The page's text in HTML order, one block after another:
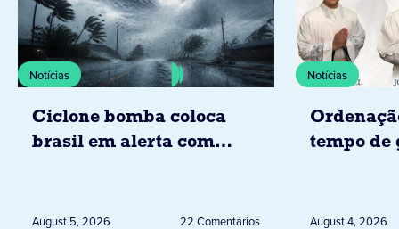
Notícias
Ciclone bomba coloca
brasil em alerta com
dias 6 e 8 de agosto
August 5, 2026 22 Comentários
Notícias
tempo de
August 4, 2026